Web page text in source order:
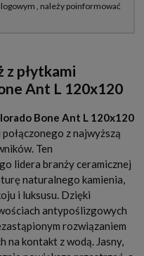
z płytkami
Ant L 120x120
Bone Ant L 120x120
z najwyższą
Ten
lidera branży ceramicznej
naturalnego kamienia,
i luksusu. Dzięki
antypoślizgowych
rozwiązaniem
na kontakt z wodą. Jasny,